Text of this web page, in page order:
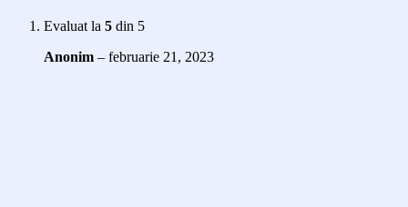
Evaluat la 5 din 5
Anonim – februarie 21, 2023